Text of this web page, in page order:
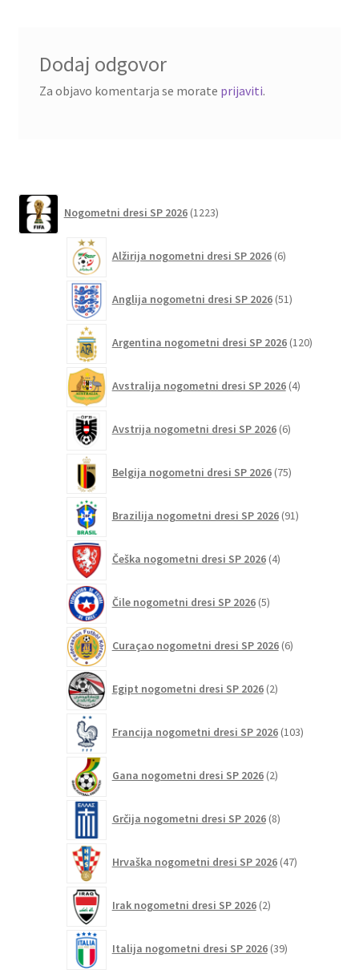
Dodaj odgovor
Za objavo komentarja se morate prijaviti.
Nogometni dresi SP 2026 1223izdelkov
Alžirija nogometni dresi SP 2026 6izdelkov
Anglija nogometni dresi SP 2026 51izdelkov
Argentina nogometni dresi SP 2026 120izdelkov
Avstralija nogometni dresi SP 2026 4izdelki
Avstrija nogometni dresi SP 2026 6izdelkov
Belgija nogometni dresi SP 2026 75izdelkov
Brazilija nogometni dresi SP 2026 91izdelkov
Češka nogometni dresi SP 2026 4izdelki
Čile nogometni dresi SP 2026 5izdelkov
Curaçao nogometni dresi SP 2026 6izdelkov
Egipt nogometni dresi SP 2026 2izdelka
Francija nogometni dresi SP 2026 103izdelki
Gana nogometni dresi SP 2026 2izdelka
Grčija nogometni dresi SP 2026 8izdelkov
Hrvaška nogometni dresi SP 2026 47izdelkov
Irak nogometni dresi SP 2026 2izdelka
Italija nogometni dresi SP 2026 39izdelkov